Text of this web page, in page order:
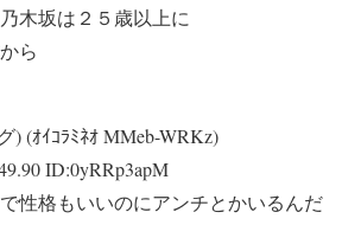
木坂は２５歳以上に
ら
) (ｵｲｺﾗﾐﾈｵ MMeb-WRKz)
ID:0yRRp3apM
性格もいいのにアンチとかいるんだ